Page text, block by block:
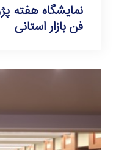
نمایشگاه هفته
فن بازار استانی